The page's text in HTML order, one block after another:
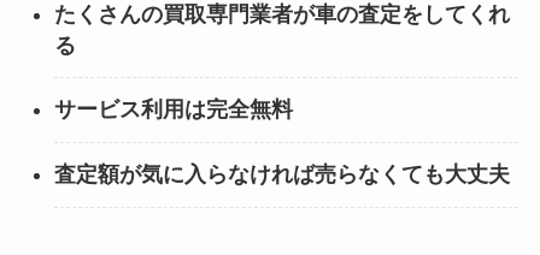
たくさんの買取専門業者が車の査定をしてくれ
る
サービス利用は完全無料
査定額が気に入らなければ売らなくても大丈夫